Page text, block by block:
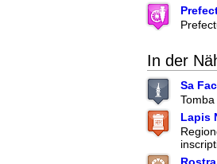
In der
Sa
Lapis